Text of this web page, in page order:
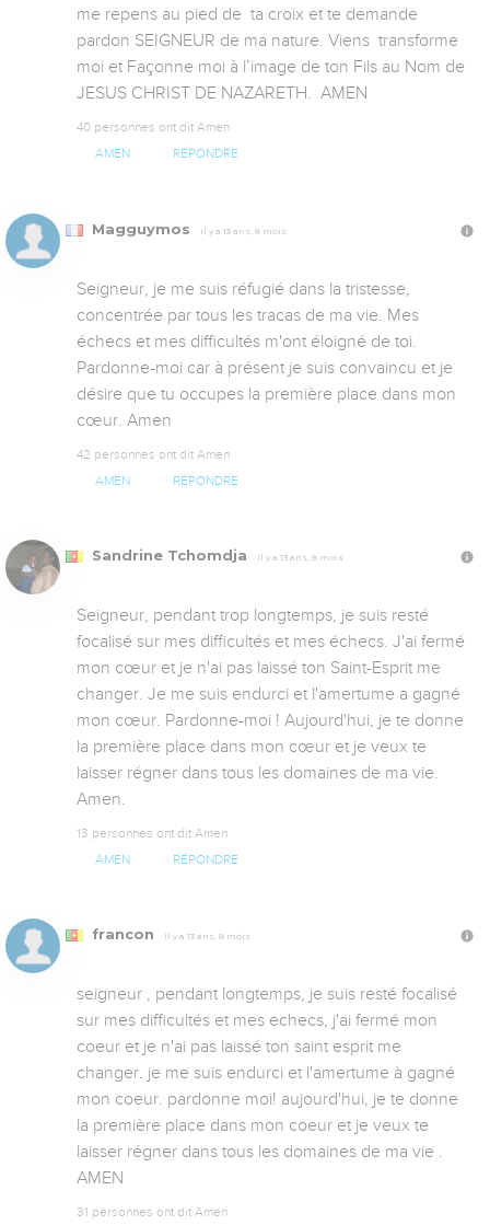
me repens au pied de  ta croix et te demande
pardon SEIGNEUR de ma nature. Viens  transforme
moi et Façonne moi à l’image de ton Fils au Nom de
40 personnes ont dit Amen
AMEN RÉPONDRE
Magguymos Il y a 13 ans, 8 mois
Seigneur, je me suis réfugié dans la tristesse,
concentrée par tous les tracas de ma vie. Mes
échecs et mes difficultés m'ont éloigné de toi.
Pardonne-moi car à présent je suis convaincu et je
désire que tu occupes la première place dans mon
cœur. Amen
42 personnes ont dit Amen
AMEN RÉPONDRE
Sandrine Tchomdja Il y a 13 ans, 8 mois
Seigneur, pendant trop longtemps, je suis resté
focalisé sur mes difficultés et mes échecs. J'ai fermé
mon cœur et je n'ai pas laissé ton Saint-Esprit me
changer. Je me suis endurci et l'amertume a gagné
mon cœur. Pardonne-moi ! Aujourd'hui, je te donne
la première place dans mon cœur et je veux te
laisser régner dans tous les domaines de ma vie.
Amen.
13 personnes ont dit Amen
AMEN RÉPONDRE
francon Il y a 13 ans, 8 mois
seigneur , pendant longtemps, je suis resté focalisé
sur mes difficultés et mes echecs, j'ai fermé mon
coeur et je n'ai pas laissé ton saint esprit me
changer. je me suis endurci et l'amertume à gagné
mon coeur. pardonne moi! aujourd'hui, je te donne
la première place dans mon coeur et je veux te
laisser régner dans tous les domaines de ma vie .
AMEN
31 personnes ont dit Amen